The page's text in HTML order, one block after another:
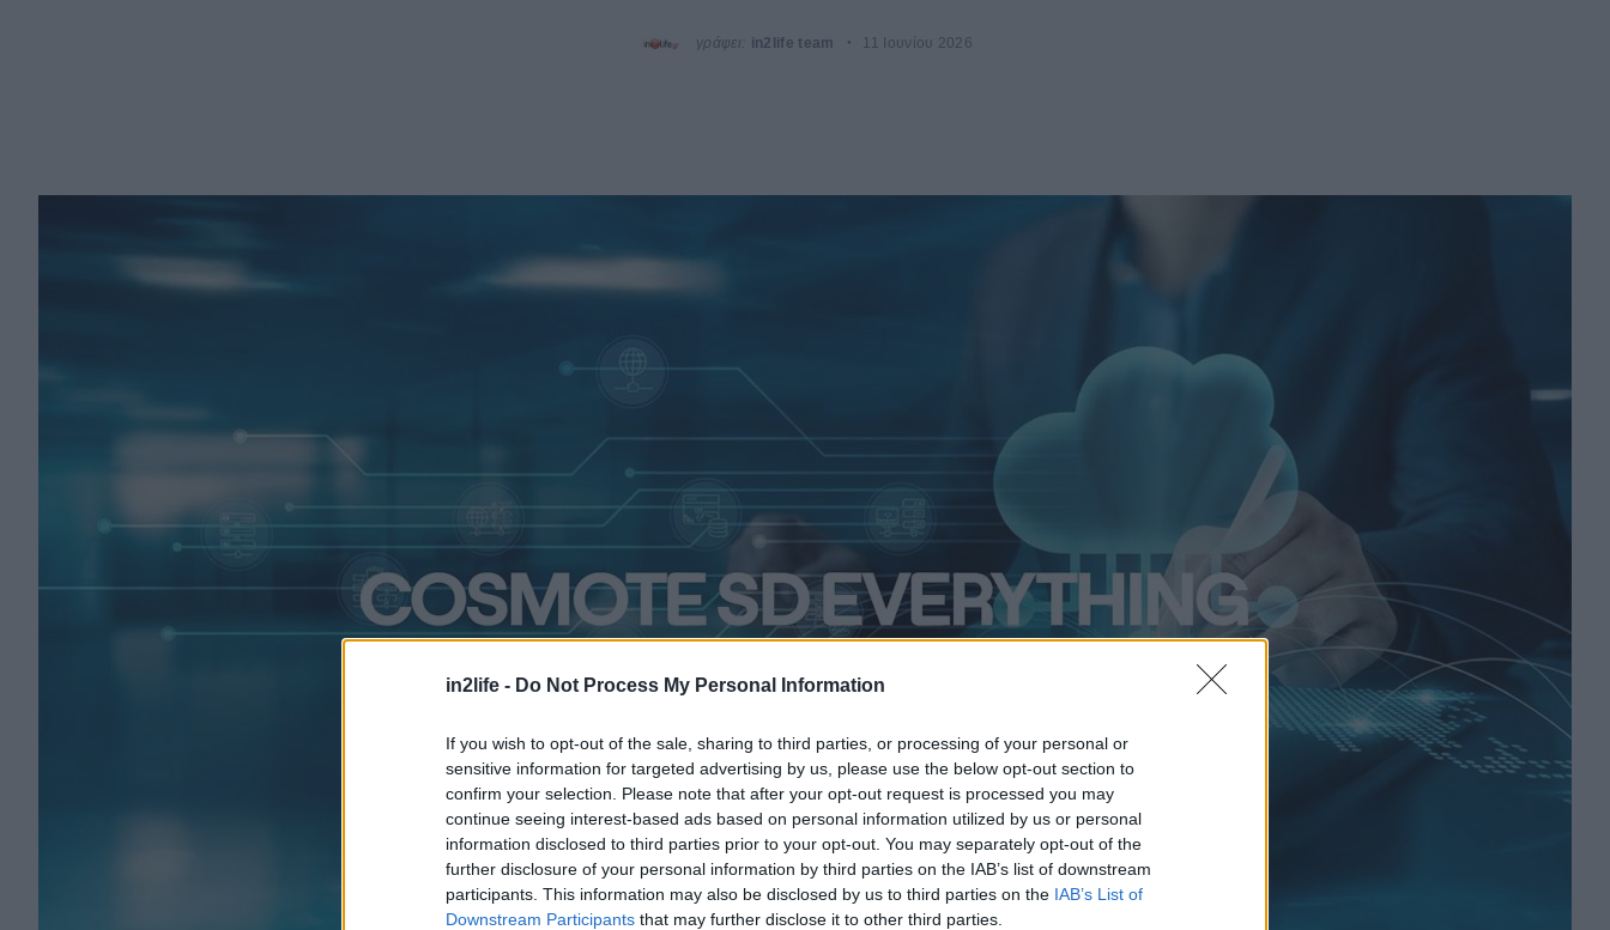
in2life - Do Not Process My Personal Information
If you wish to opt-out of the sale, sharing to third parties, or processing of your personal or
sensitive information for targeted advertising by us, please use the below opt-out section to
confirm your selection. Please note that after your opt-out request is processed you may
continue seeing interest-based ads based on personal information utilized by us or personal
information disclosed to third parties prior to your opt-out. You may separately opt-out of the
further disclosure of your personal information by third parties on the IAB’s list of downstream
participants. This information may also be disclosed by us to third parties on the IAB’s List of
Downstream Participants that may further disclose it to other third parties.
γράφει: in2life team 11 Ιουνίου 2026